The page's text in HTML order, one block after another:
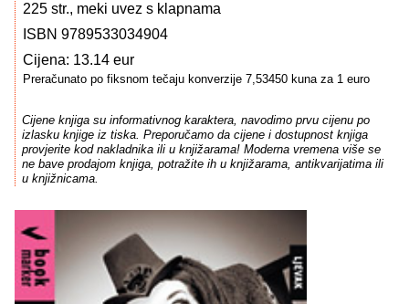
225 str., meki uvez s klapnama
ISBN 9789533034904
Cijena: 13.14 eur
Preračunato po fiksnom tečaju konverzije 7,53450 kuna za 1 euro
Cijene knjiga su informativnog karaktera, navodimo prvu cijenu po
izlasku knjige iz tiska. Preporučamo da cijene i dostupnost knjiga
provjerite kod nakladnika ili u knjižarama! Moderna vremena više se
ne bave prodajom knjiga, potražite ih u knjižarama, antikvarijatima ili
u knjižnicama.